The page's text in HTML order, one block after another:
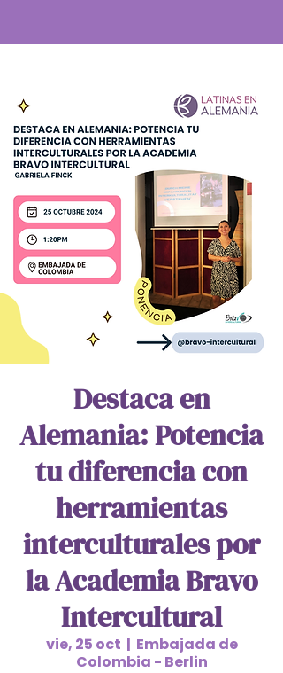
Destaca en
Alemania: Potencia
tu diferencia con
herramientas
interculturales por
la Academia Bravo
Intercultural
vie, 25 oct
  |
Embajada de
Colombia - Berlin